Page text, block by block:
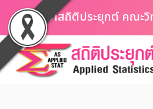
ภาควิชาสถิติประยุกต์ คณะวิ